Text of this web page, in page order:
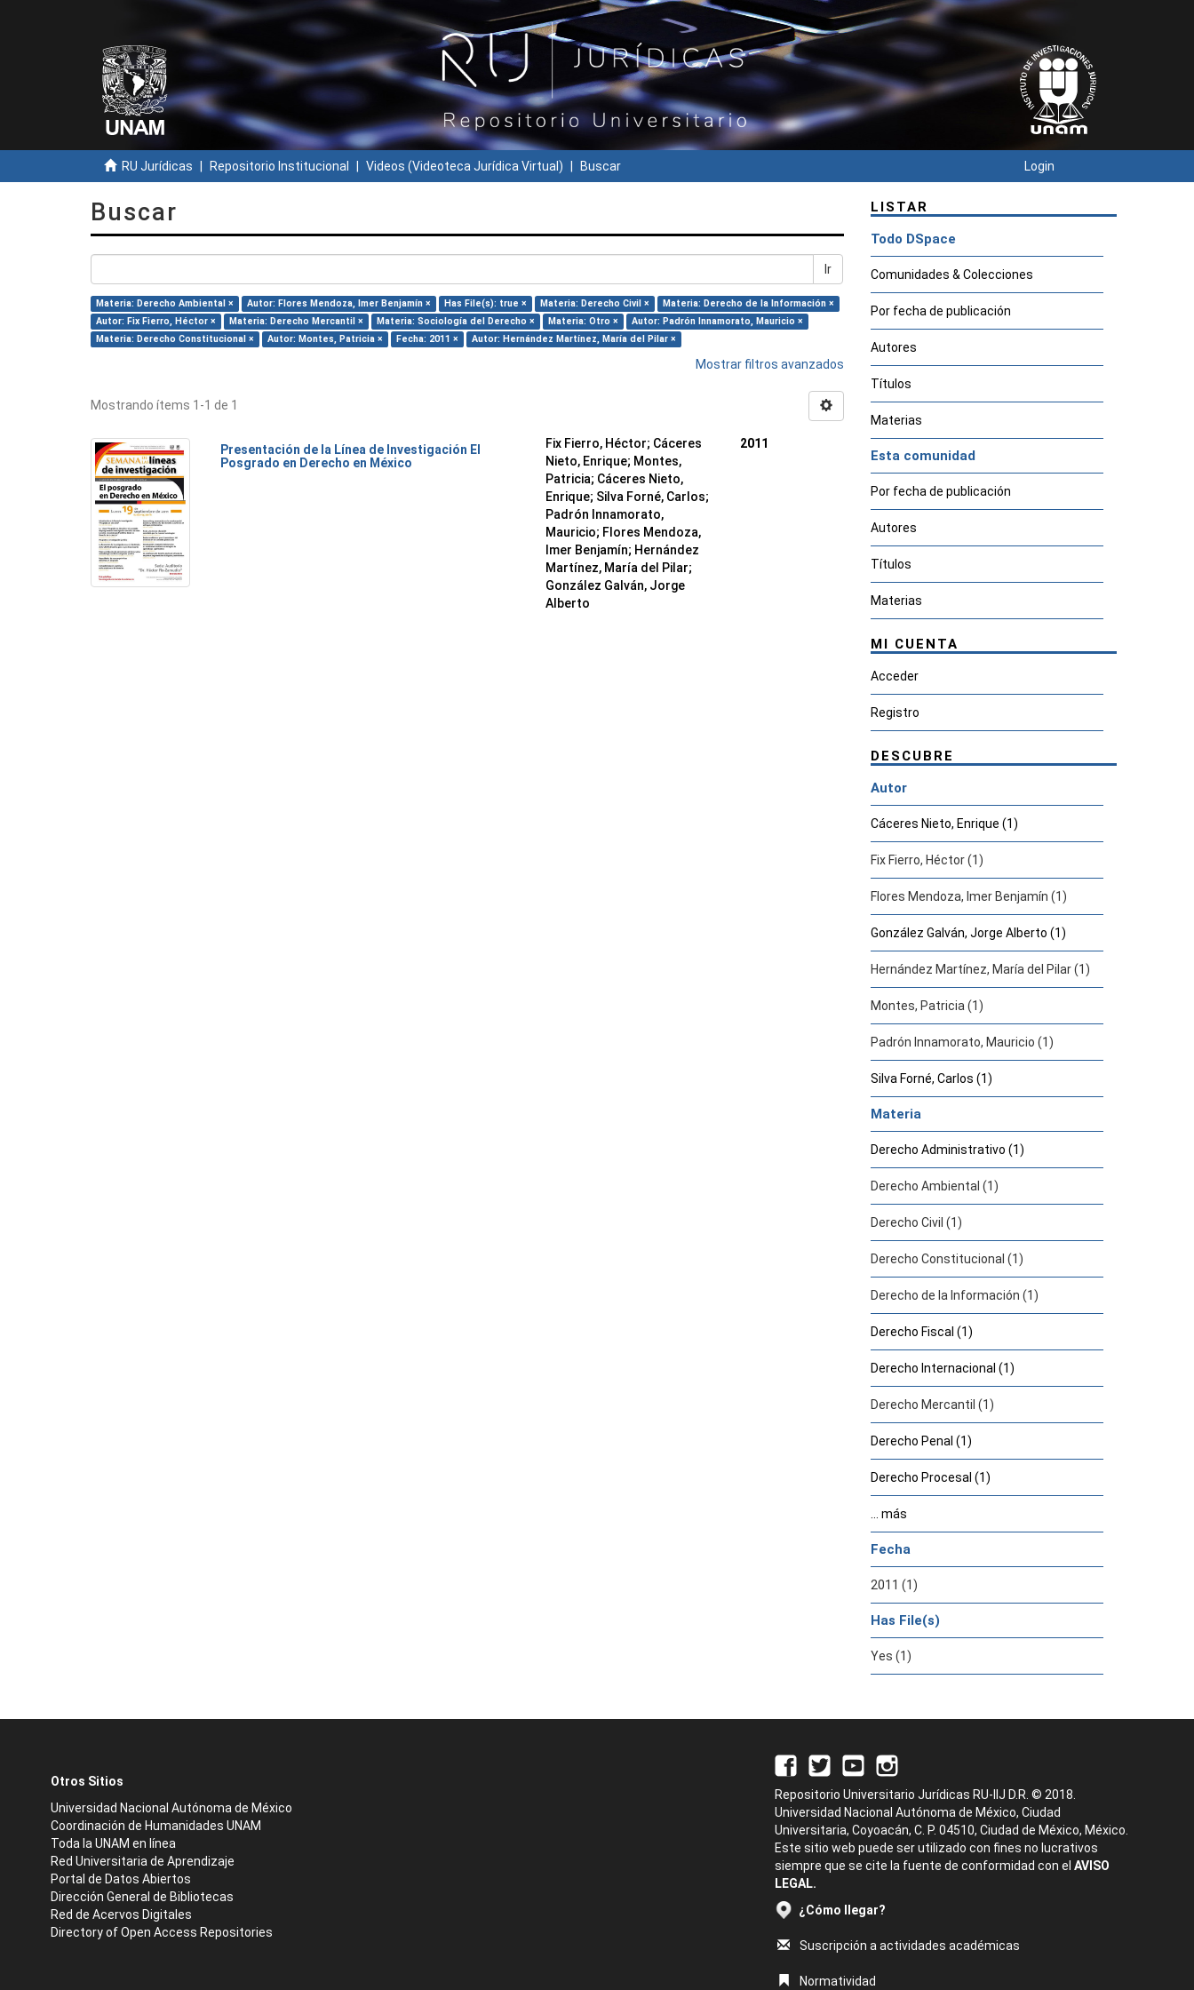
RU Jurídicas Repositorio Institucional Videos (Videoteca Jurídica Virtual) Buscar Login
Buscar
Ir
Materia: Derecho Ambiental × Autor: Flores Mendoza, Imer Benjamín × Has File(s): true × Materia: Derecho Civil ×
Materia: Derecho de la Información ×
Autor: Fix Fierro, Héctor ×
Materia: Derecho Mercantil × Materia: Sociología del Derecho × Materia: Otro ×
Autor: Padrón Innamorato, Mauricio ×
Materia: Derecho Constitucional ×
Autor: Montes, Patricia × Fecha: 2011 × Autor: Hernández Martínez, María del Pilar ×
Mostrar filtros avanzados
Mostrando ítems 1-1 de 1
Presentación de la Línea de Investigación El
Posgrado en Derecho en México
Fix Fierro, Héctor; Cáceres
Nieto, Enrique; Montes,
Patricia; Cáceres Nieto,
Enrique; Silva Forné, Carlos;
Padrón Innamorato,
Mauricio; Flores Mendoza,
Imer Benjamín; Hernández
Martínez, María del Pilar;
González Galván, Jorge
Alberto
2011
LISTAR
Todo DSpace
Comunidades & Colecciones
Por fecha de publicación
Autores
Títulos
Materias
Esta comunidad
Por fecha de publicación
Autores
Títulos
Materias
MI CUENTA
Acceder
Registro
DESCUBRE
Autor
Cáceres Nieto, Enrique (1)
Fix Fierro, Héctor (1)
Flores Mendoza, Imer Benjamín (1)
González Galván, Jorge Alberto (1)
Hernández Martínez, María del Pilar (1)
Montes, Patricia (1)
Padrón Innamorato, Mauricio (1)
Silva Forné, Carlos (1)
Materia
Derecho Administrativo (1)
Derecho Ambiental (1)
Derecho Civil (1)
Derecho Constitucional (1)
Derecho de la Información (1)
Derecho Fiscal (1)
Derecho Internacional (1)
Derecho Mercantil (1)
Derecho Penal (1)
Derecho Procesal (1)
... más
Fecha
2011 (1)
Has File(s)
Yes (1)
Otros Sitios
Universidad Nacional Autónoma de México
Coordinación de Humanidades UNAM
Toda la UNAM en línea
Red Universitaria de Aprendizaje
Portal de Datos Abiertos
Dirección General de Bibliotecas
Red de Acervos Digitales
Directory of Open Access Repositories
Repositorio Universitario Jurídicas RU-IIJ D.R. © 2018.
Universidad Nacional Autónoma de México, Ciudad
Universitaria, Coyoacán, C. P. 04510, Ciudad de México, México.
Este sitio web puede ser utilizado con fines no lucrativos
siempre que se cite la fuente de conformidad con el AVISO
LEGAL.
¿Cómo llegar?
Suscripción a actividades académicas
Normatividad